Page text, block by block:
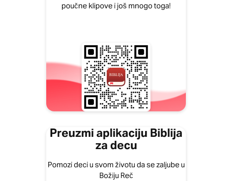
poučne klipove i još mnogo toga!
Preuzmi aplikaciju Biblija
za decu
Pomozi deci u svom životu da se zaljube u
Božiju Reč